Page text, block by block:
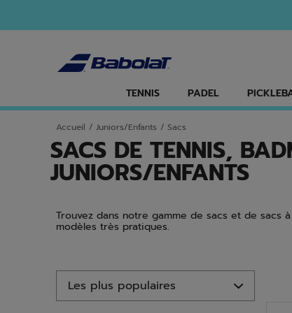
TENNIS PADEL
Accueil / Juniors/Enfants / Sacs
SACS DE TENNIS,
JUNIORS/ENFANTS
Trouvez dans notre gamme de sacs et de
modèles très pratiques.
Aller aux produits